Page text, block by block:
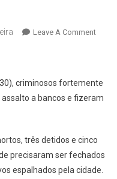
Leave A CommentOn
À
POR
criminosos fortemente
a bancos e fizeram
três detidos e cinco
precisaram ser fechados
espalhados pela cidade.